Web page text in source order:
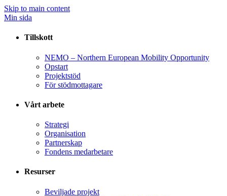
Skip to main content
Min sida
Tillskott
NEMO – Northern European Mobility Opportunity
Opstart
Projektstöd
För stödmottagare
Vårt arbete
Strategi
Organisation
Partnerskap
Fondens medarbetare
Resurser
Beviljade projekt